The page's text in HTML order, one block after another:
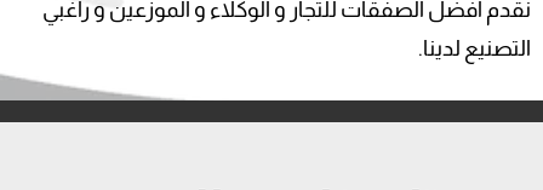
نقدم أفضل الصفقات للتجار و الوكلاء و الموزعين و راغبي
التصنيع لدينا.